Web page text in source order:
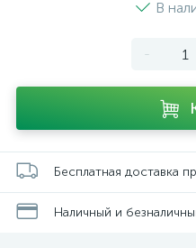
В
-
Бесплатная доставка
Наличный и